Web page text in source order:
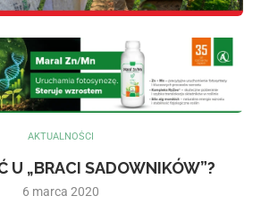
AKTUALNOŚCI
U „BRACI SADOWNIKÓW”?
6 marca 2020